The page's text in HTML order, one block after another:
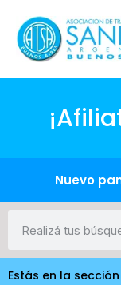
Nuevo
Estás en la sección